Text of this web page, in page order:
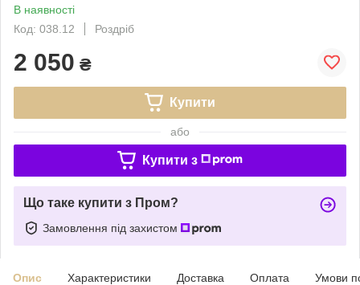
В наявності
Код: 038.12
Роздріб
2 050 ₴
Купити
або
Купити з
Що таке купити з Пром?
Замовлення під захистом
Опис Характеристики Доставка Оплата Умови